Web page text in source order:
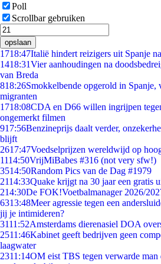
Poll
Scrollbar gebruiken
opslaan
1718:47Italië hindert reizigers uit Spanje
1418:31Vier aanhoudingen na
van Breda
818:26Smokkelbende opgerold in Spanje,
migranten
1718:08CDA en D66 willen ingrijpen
ongemerkt filmen
917:56Benzineprijs daalt verder,
blijft
2617:47Voedselprijzen wereldwijd op
1114:50VrijMiBabes #316 (not very sfw!)
3514:50Random Pics van de Dag #1979
2114:33Quake krijgt na 30 jaar een gratis
214:30De FOK!Voetbalmanager 2026/
6313:48Meer agressie tegen een
jij je intimideren?
3111:52Amsterdams dierenasiel DOA
2511:46Kabinet geeft bedrijven geen
laagwater
2311:14OM eist TBS tegen verwarde man